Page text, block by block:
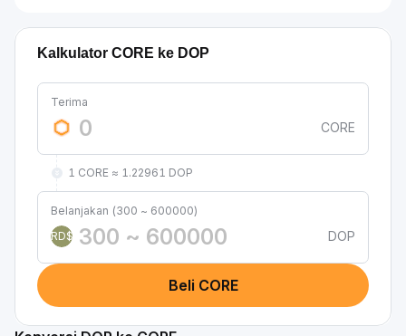
Kalkulator CORE ke DOP
Terima
CORE
1 CORE ≈ 1.22961 DOP
Belanjakan (300 ~ 600000)
RD$
DOP
Beli CORE